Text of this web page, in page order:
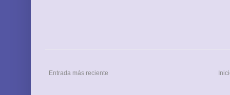
Entrada más reciente